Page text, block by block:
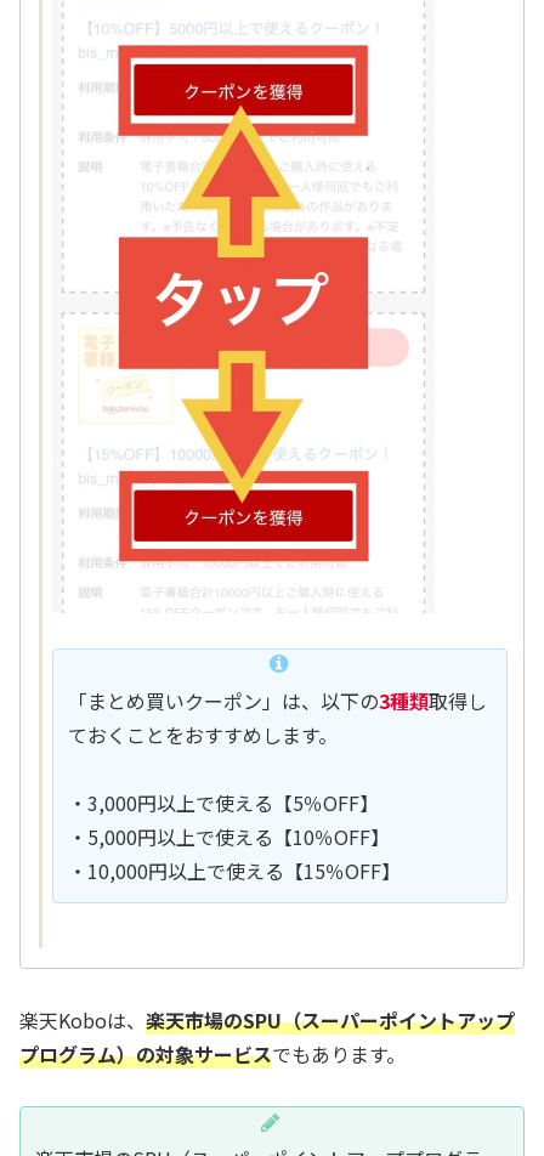
「まとめ買いクーポン」は、以下の3種類取得し
ておくことをおすすめします。
・3,000円以上で使える【5％OFF】
・5,000円以上で使える【10％OFF】
・10,000円以上で使える【15％OFF】
楽天Koboは、 楽天市場のSPU（スーパーポイントアップ
プログラム）の対象サービスでもあります。